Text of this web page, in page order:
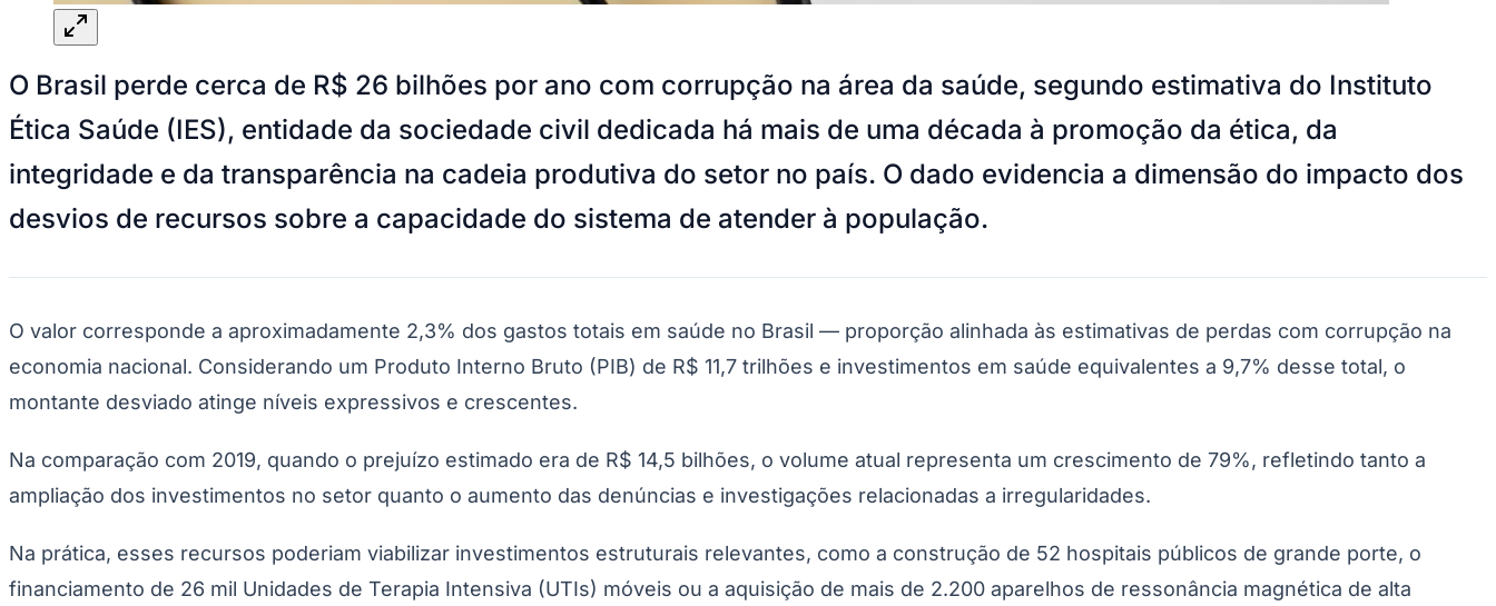
Anuncie no Portal
Verificar Empresa
Publicidade Legal
NBA
NFL
UFC
MLB
Vôlei
Competições de Futebol
Brasileirão Série A
Brasileirão Série B
Paulistão
Libertadores
Sul-Americana
Copa América
Champions League
La Liga
Mundial 2026
O Brasil perde cerca de R$ 26 bilhões por ano com corrupção na área da saúde, segundo estimativa do Instituto
Ética Saúde (IES), entidade da sociedade civil dedicada há mais de uma década à promoção da ética, da
integridade e da transparência na cadeia produtiva do setor no país. O dado evidencia a dimensão do impacto dos
desvios de recursos sobre a capacidade do sistema de atender à população.
O valor corresponde a aproximadamente 2,3% dos gastos totais em saúde no Brasil — proporção alinhada às estimativas de perdas com corrupção na
economia nacional. Considerando um Produto Interno Bruto (PIB) de R$ 11,7 trilhões e investimentos em saúde equivalentes a 9,7% desse total, o
montante desviado atinge níveis expressivos e crescentes.
Na comparação com 2019, quando o prejuízo estimado era de R$ 14,5 bilhões, o volume atual representa um crescimento de 79%, refletindo tanto a
ampliação dos investimentos no setor quanto o aumento das denúncias e investigações relacionadas a irregularidades.
Na prática, esses recursos poderiam viabilizar investimentos estruturais relevantes, como a construção de 52 hospitais públicos de grande porte, o
financiamento de 26 mil Unidades de Terapia Intensiva (UTIs) móveis ou a aquisição de mais de 2.200 aparelhos de ressonância magnética de alta